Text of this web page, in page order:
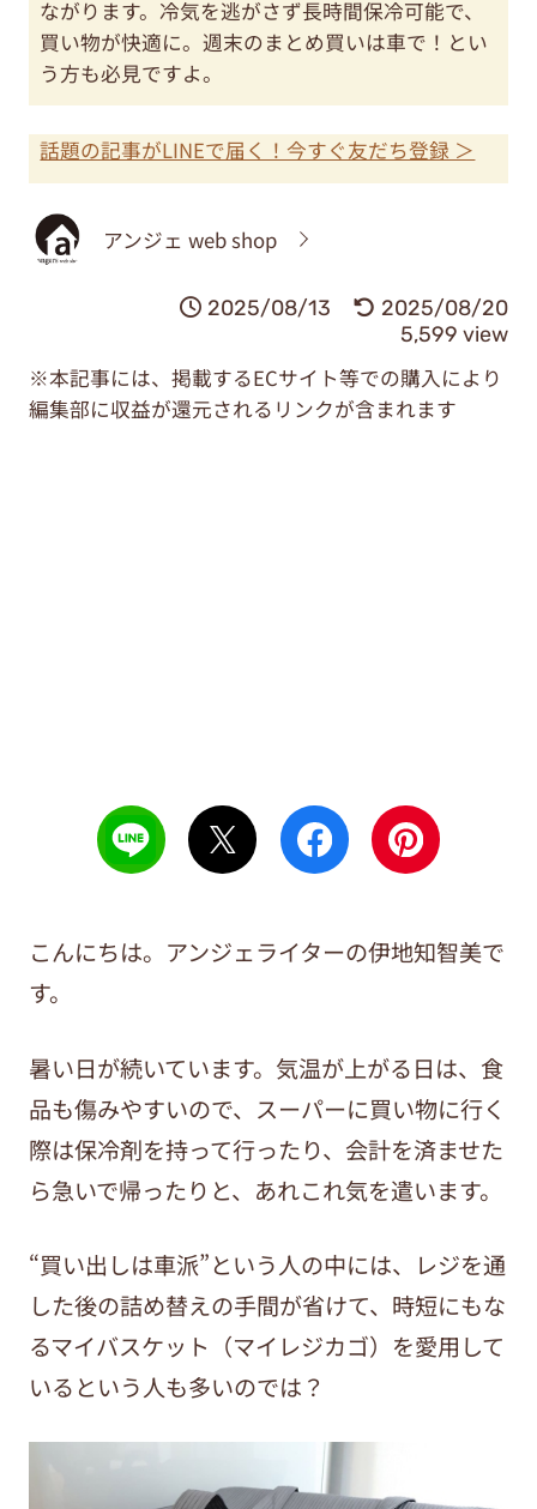
ながります。冷気を逃がさず長時間保冷可能で、
買い物が快適に。週末のまとめ買いは車で！とい
う方も必見ですよ。
話題の記事がLINEで届く！今すぐ友だち登録 ＞
アンジェ web shop
2025/08/13
2025/08/20
5,599 view
※本記事には、掲載するECサイト等での購入により
編集部に収益が還元されるリンクが含まれます
こんにちは。アンジェライターの伊地知智美で
す。
暑い日が続いています。気温が上がる日は、食
品も傷みやすいので、スーパーに買い物に行く
際は保冷剤を持って行ったり、会計を済ませた
ら急いで帰ったりと、あれこれ気を遣います。
“買い出しは車派”という人の中には、レジを通
した後の詰め替えの手間が省けて、時短にもな
るマイバスケット（マイレジカゴ）を愛用して
いるという人も多いのでは？